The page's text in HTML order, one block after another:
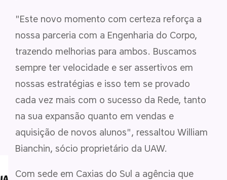
"Este novo momento com certeza reforça a
nossa parceria com a Engenharia do Corpo,
trazendo melhorias para ambos. Buscamos
sempre ter velocidade e ser assertivos em
nossas estratégias e isso tem se provado
cada vez mais com o sucesso da Rede, tanto
na sua expansão quanto em vendas e
aquisição de novos alunos", ressaltou William
Bianchin, sócio proprietário da UAW.
Com sede em Caxias do Sul a agência que